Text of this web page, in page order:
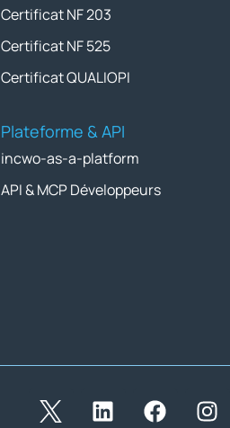
Certificat NF 203
Certificat NF 525
Certificat QUALIOPI
Plateforme & API
incwo-as-a-platform
API & MCP Développeurs